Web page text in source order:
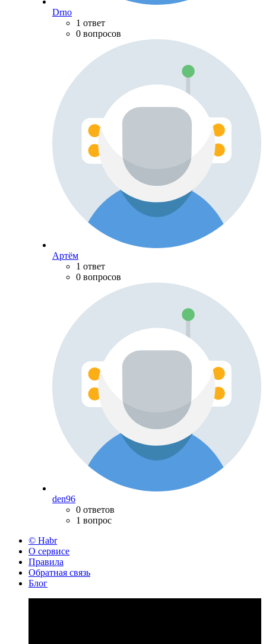
Drno
1 ответ
0 вопросов
Артём
1 ответ
0 вопросов
den96
0 ответов
1 вопрос
© Habr
О сервисе
Правила
Обратная связь
Блог